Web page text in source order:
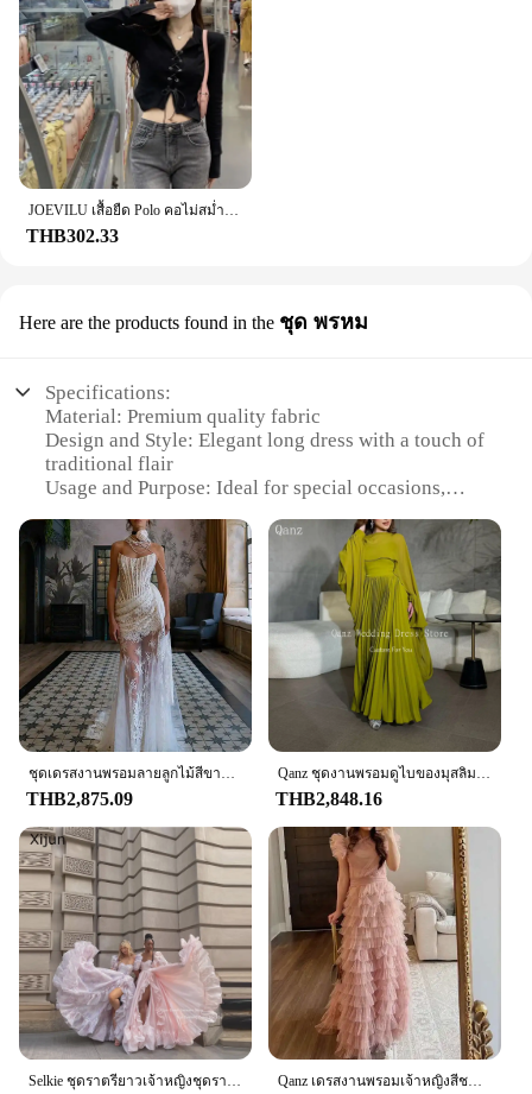
THB302.33
Here are the products found in the ชุด พรหม
Specifications:
Material: Premium quality fabric
Design and Style: Elegant long dress with a touch of
traditional flair
Usage and Purpose: Ideal for special occasions,
wardrobe
Shape and Size: Available in a range of sizes to fit
diverse body types
Performance and Property: Comfortable to wear
with a soft drape, suitable for all-day wear
Parts and Accessories: Comes with a matching belt
to accentuate the waistline
Features:
**Elegant Craftsmanship and Timeless Design**
The Long Dress Woman is a testament to the fusion
of traditional elegance and modern sophistication.
offers a soft, comfortable feel that moves gracefully
with you. The intricate design showcases a blend of
cultural motifs and contemporary style, making it a
versatile addition to any wardrobe. Whether you're
attending a cultural event, a wedding, or simply
looking to make a statement, this dress is designed
to turn heads.
**Tailored for Comfort and Style**
Understanding the importance of comfort in
addition to style, the Long Dress Woman is
THB2,875.09 THB2,848.16
Qanz เดรสงานพรอมเจ้าหญิงสีชมพูสกปรกผ้าทูลล์มีจีบเป็นชั้นๆเดรสยาวสำหรับหรูหราสง่างามตอนเย็นคนดัง2024